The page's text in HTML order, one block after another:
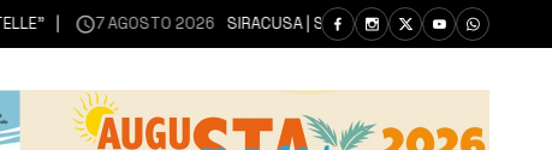
7 AGOSTO 2026 SIRACUSA | SIANO MESSI A DISPOSIZIONE DEL